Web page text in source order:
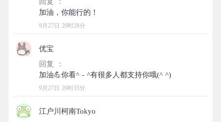
9月27日 20时28分
优宝
回复 ：
9月27日 20时35分
江户川柯南Tokyo